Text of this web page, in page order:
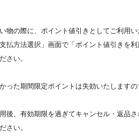
物の際に、ポイント値引きとしてご利用い
払方法選択」画面で「ポイント値引きを
さい。
った期間限定ポイントは失効いたします
後、有効期限を過ぎてキャンセル・返品
さい。